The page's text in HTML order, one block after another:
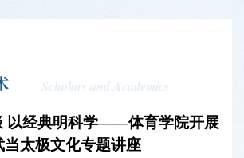
Scholars and Academics
以经典明科学——体育学院开展
当太极文化专题讲座